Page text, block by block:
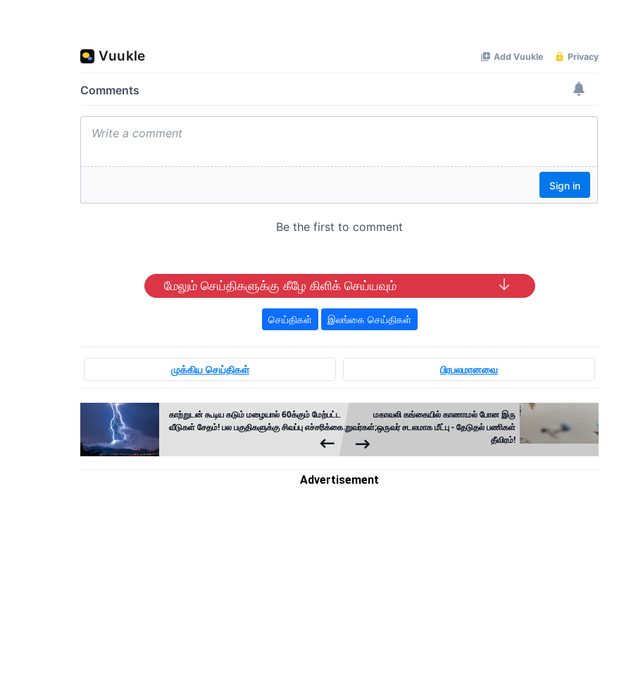
மேலும் செய்திகளுக்கு கீழே கிளிக் செய்யவும்
செய்திகள் இலங்கை செய்திகள்
முக்கிய செய்திகள் பிரபலமானவை
காற்றுடன் கூடிய கடும் மழையால் 60க்கும் மேற்பட்ட
வீடுகள் சேதம்! பல பகுதிகளுக்கு சிவப்பு எச்சரிக்கை
மகாவலி கங்கையில் காணாமல் போன இரு
சிறுவர்கள்;ஒருவர் சடலமாக மீட்பு - தேடுதல் பணிகள்
தீவிரம்!
Advertisement